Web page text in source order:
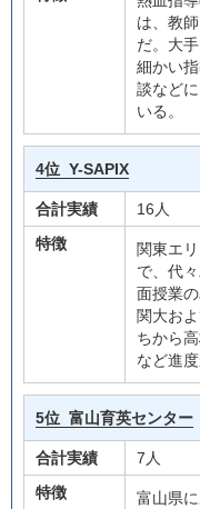
は、教
だ。大
細かい
談など
いる。
4位 Y-SAPIX
合計実績
16人
特徴
関東エ
で、代
面授業
関大お
ちから
など進度
5位 富山育英センター
合計実績
7人
特徴
富山県